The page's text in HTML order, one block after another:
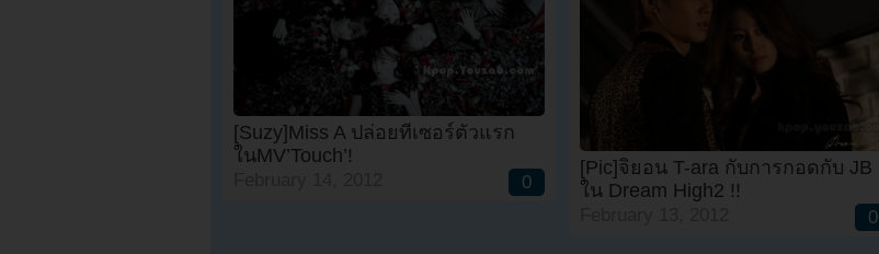
[Suzy]Miss A ปล่อยทีเซอร์ตัวแรก
ในMV’Touch’!
0
[Pic]จิยอน T-ara กับการกอดกับ JB
ใน Dream High2 !!
0